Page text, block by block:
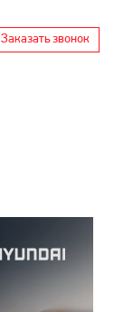
Заказать звонок